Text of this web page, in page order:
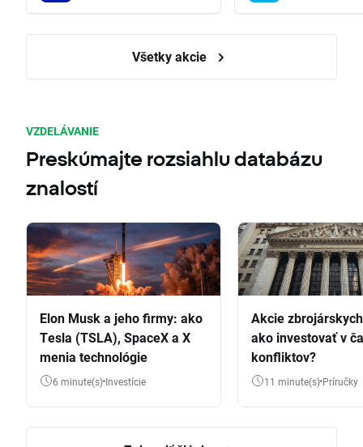
Všetky akcie
VZDELÁVANIE
Preskúmajte rozsiahlu databázu
znalostí
Elon Musk a jeho firmy: ako
Tesla (TSLA), SpaceX a X
menia technológie
6 minute(s) Investície
Akcie
ako investovať v
konfliktov?
11 minute(s) Príručky